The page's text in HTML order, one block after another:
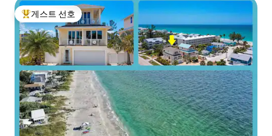
상위 게스트 선호
게스트 선호